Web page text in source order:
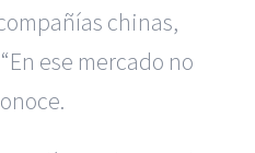
chinas,
ese mercado no